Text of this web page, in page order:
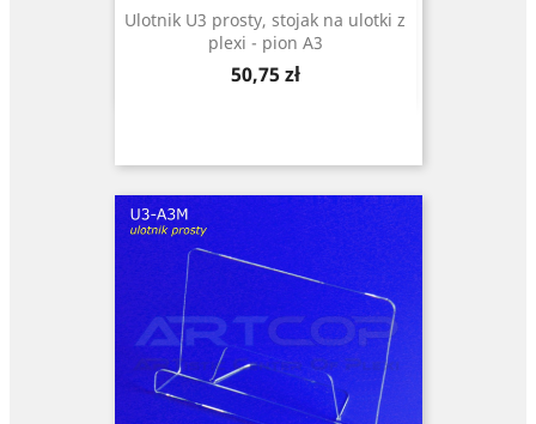
Ulotnik U3 prosty, stojak na ulotki z
plexi - pion A3
Cena
50,75 zł